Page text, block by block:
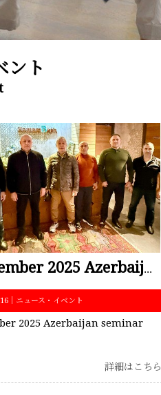
ント
December 2025 Azerbaijan seminar 2025
｜ ニュース・イベント
2025 Azerbaijan seminar
詳細はこちら